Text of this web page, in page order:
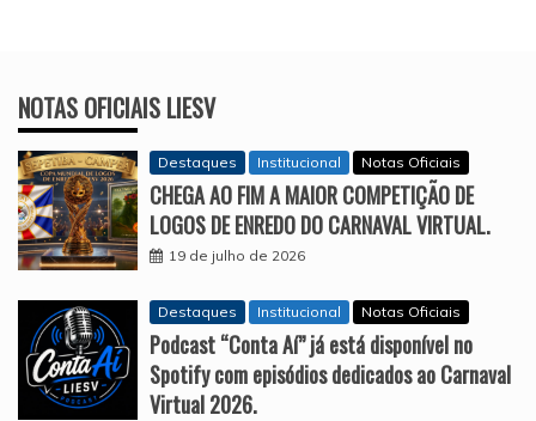
NOTAS OFICIAIS LIESV
Destaques Institucional Notas Oficiais
CHEGA AO FIM A MAIOR COMPETIÇÃO DE
LOGOS DE ENREDO DO CARNAVAL VIRTUAL.
19 de julho de 2026
Destaques Institucional Notas Oficiais
Podcast “Conta Aí” já está disponível no
Spotify com episódios dedicados ao Carnaval
Virtual 2026.